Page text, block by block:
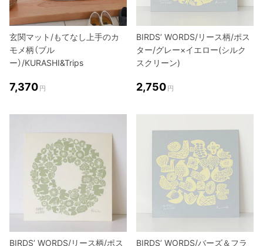
玄関マット/もてなし上手のカ
モメ柄（ブル
ー）/KURASHI&Trips
7,370 円
BIRDS’ WORDS/リース柄/ポス
ター/グレー×イエロー(シルク
スクリーン)
2,750 円
BIRDS’ WORDS/リース柄/ポス
BIRDS’ WORDS/バーズ＆フラ